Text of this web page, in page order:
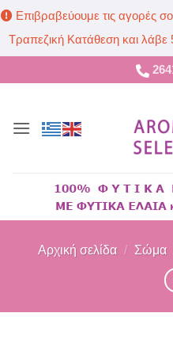
Επιβραβεύουμε τις αγορές
Τραπεζική Κατάθεση και
στο
Αρχική σελίδα / Σώμα